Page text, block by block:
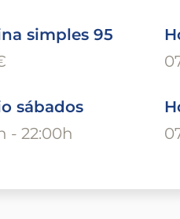
simples 95
sábados
- 22:00h